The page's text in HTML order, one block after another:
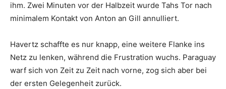
ihm. Zwei Minuten vor der Halbzeit wurde Tahs Tor nach
minimalem Kontakt von Anton an Gill annulliert.
Havertz schaffte es nur knapp, eine weitere Flanke ins
Netz zu lenken, während die Frustration wuchs. Paraguay
warf sich von Zeit zu Zeit nach vorne, zog sich aber bei
der ersten Gelegenheit zurück.